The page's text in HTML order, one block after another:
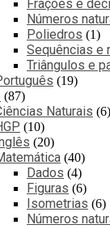
Frações e
Números
Poliedros 1
Sequências e
Triângulos e
19
87
Naturais 6
10
20
40
Dados 4
Figuras 6
Isometrias 6
Números